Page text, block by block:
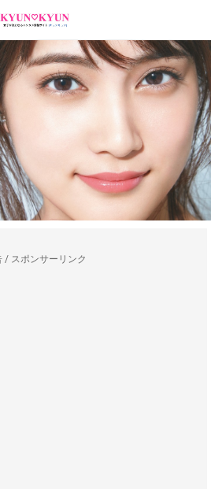
/ スポンサーリンク